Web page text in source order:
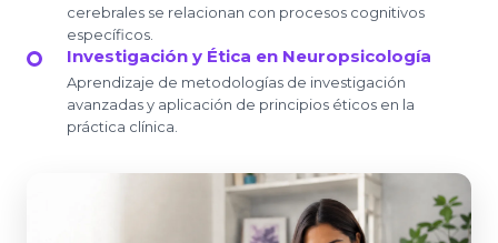
cerebrales se relacionan con procesos cognitivos
específicos.
Investigación y Ética en Neuropsicología
Aprendizaje de metodologías de investigación
avanzadas y aplicación de principios éticos en la
práctica clínica.